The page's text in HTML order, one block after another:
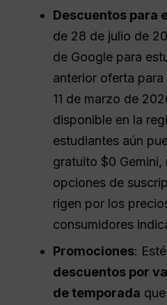
Descuentos para
de 28 de julio de
de Google para
anterior oferta
11 de marzo de
disponible en la
estudiantes aún
gratuito $0 Gemini,
opciones de
rigen por los
consumidores
Promociones:
descuentos por
de temporada